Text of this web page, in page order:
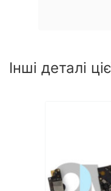
Інші деталі